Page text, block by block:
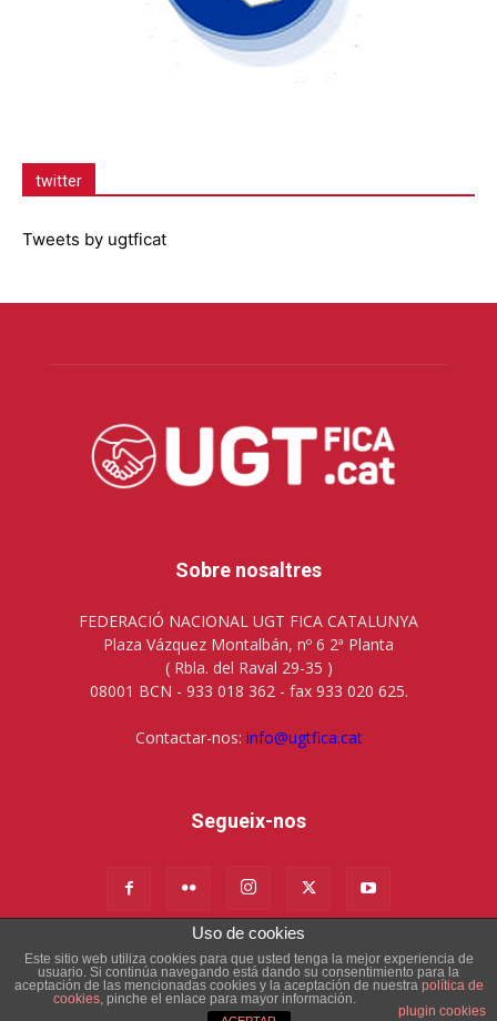
twitter
Tweets by ugtficat
Sobre nosaltres
FEDERACIÓ NACIONAL UGT FICA CATALUNYA
Plaza Vázquez Montalbán, nº 6 2ª Planta
( Rbla. del Raval 29-35 )
08001 BCN - 933 018 362 - fax 933 020 625.
Contactar-nos: info@ugtfica.cat
Segueix-nos
Avís Legal Política de cookies
© UGT FICA Catalunya
Uso de cookies
Este sitio web utiliza cookies para que usted tenga la mejor experiencia de
usuario. Si continúa navegando está dando su consentimiento para la
aceptación de las mencionadas cookies y la aceptación de nuestra política de
cookies, pinche el enlace para mayor información.
plugin cookies